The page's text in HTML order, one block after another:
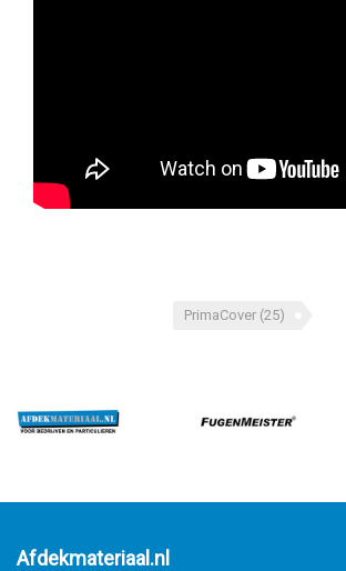
PrimaCover (25)
Afdekmateriaal.nl